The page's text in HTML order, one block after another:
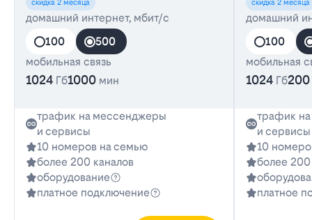
скидка 2 месяца
домашний интернет, мбит/с
100
500
мобильная связь
1024 Гб1000 мин
трафик на мессенджеры
и сервисы
10 номеров на семью
более 200 каналов
оборудование
платное подключение
скидка 2 месяца
домашний
100
мобильная
1024 Гб200
трафик
и сервисы
10
более 200
платное